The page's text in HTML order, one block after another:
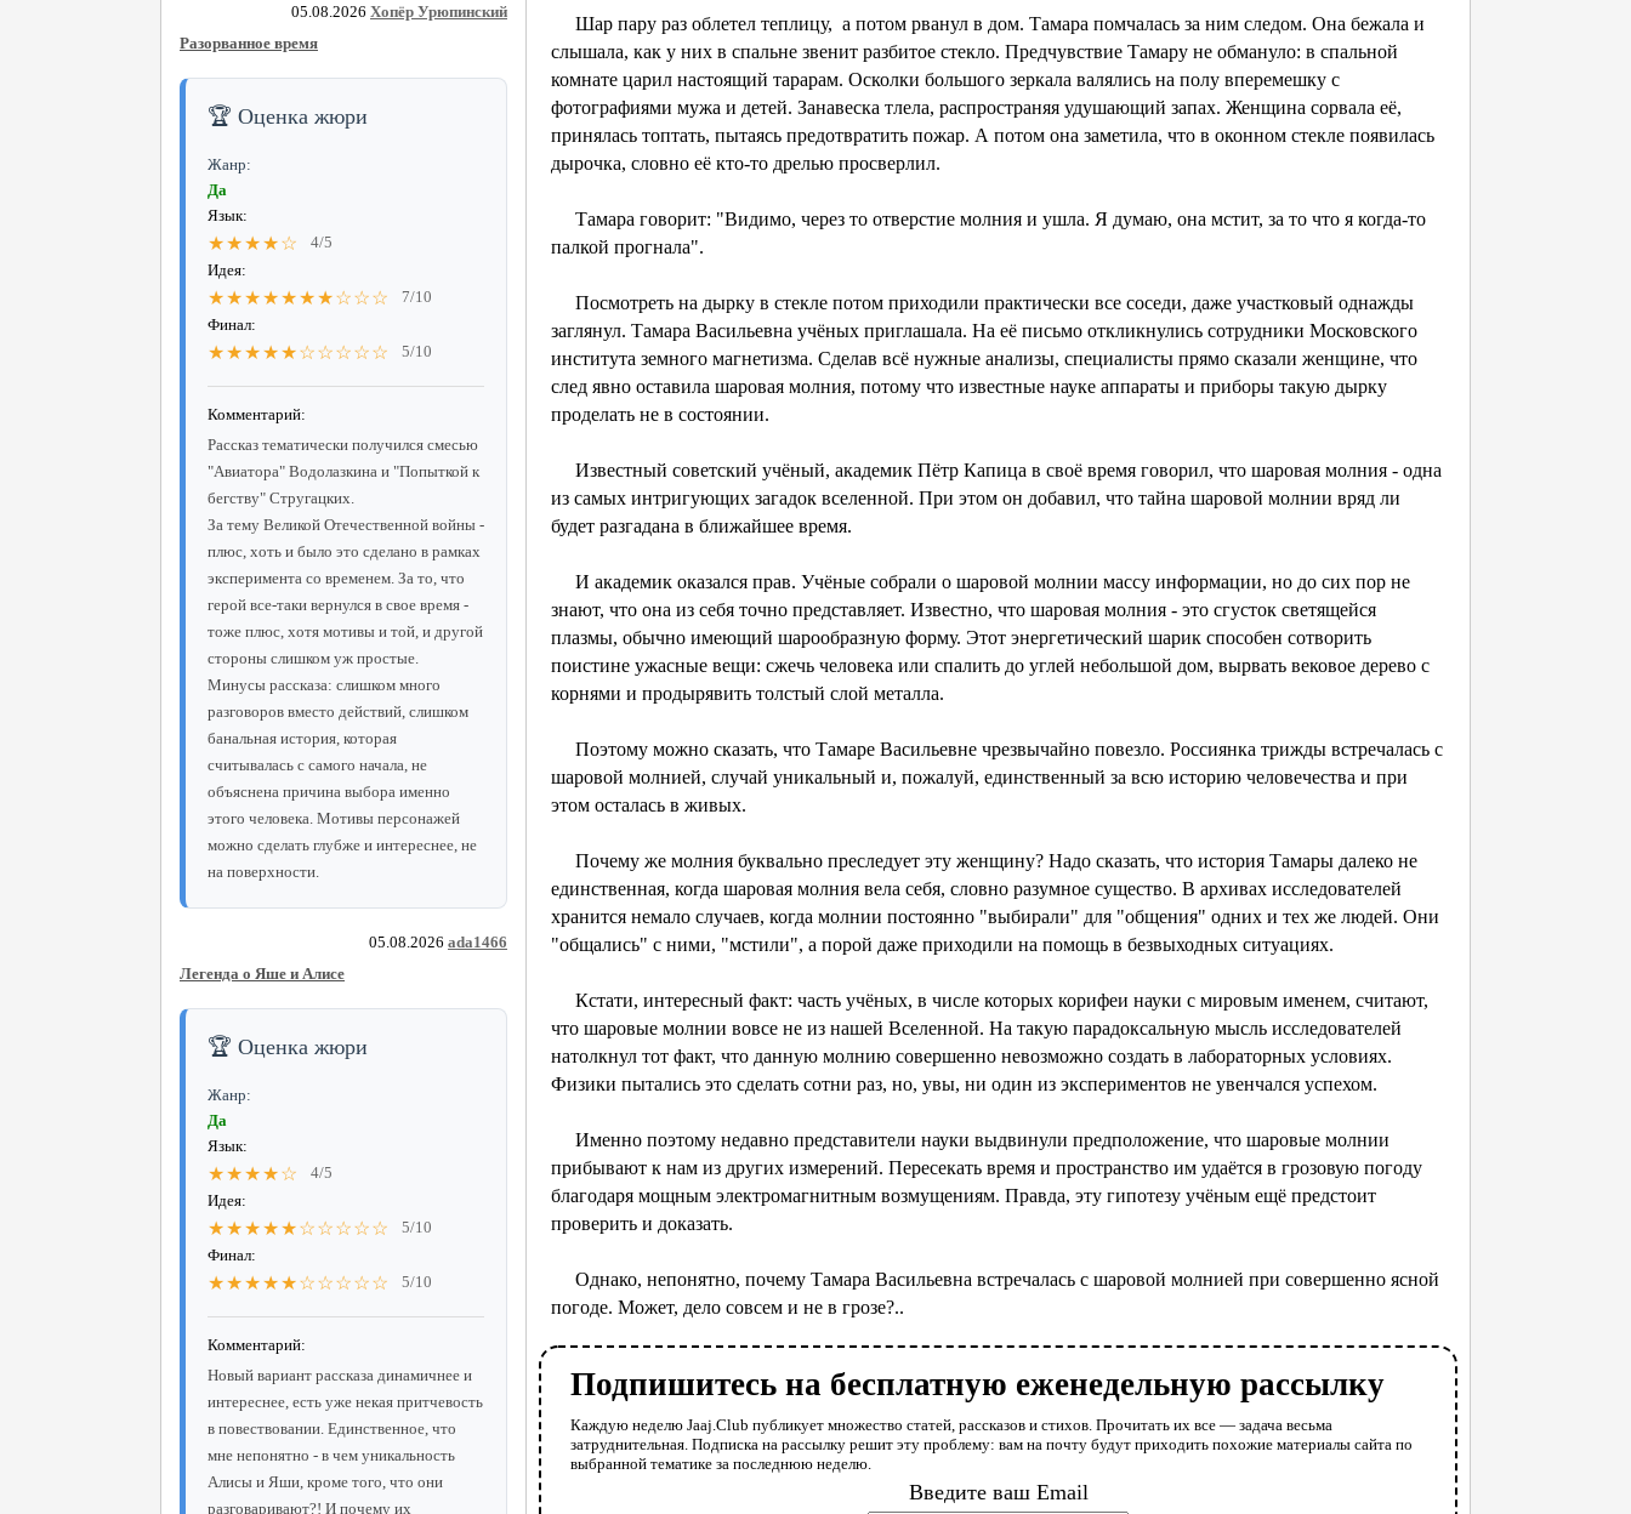
05.08.2026 Хопёр Урюпинский
Разорванное время
🏆 Оценка жюри
Жанр:
Да
Язык:
★★★★☆
4/5
Идея:
★★★★★★★☆☆☆
7/10
Финал:
★★★★★☆☆☆☆☆ 5/10
Комментарий:
Рассказ тематически получился смесью
"Авиатора" Водолазкина и "Попыткой к
бегству" Стругацких.
За тему Великой Отечественной войны -
плюс, хоть и было это сделано в рамках
эксперимента со временем. За то, что
герой все-таки вернулся в свое время -
тоже плюс, хотя мотивы и той, и другой
стороны слишком уж простые.
Минусы рассказа: слишком много
разговоров вместо действий, слишком
банальная история, которая
считывалась с самого начала, не
объяснена причина выбора именно
этого человека. Мотивы персонажей
можно сделать глубже и интереснее, не
на поверхности.
05.08.2026 ada1466
Легенда о Яше и Алисе
🏆 Оценка жюри
Жанр:
Да
Язык:
★★★★☆
4/5
Идея:
★★★★★☆☆☆☆☆
5/10
Финал:
★★★★★☆☆☆☆☆ 5/10
Комментарий:
Новый вариант рассказа динамичнее и
интереснее, есть уже некая притчевость
в повествовании. Единственное, что
мне непонятно - в чем уникальность
Алисы и Яши, кроме того, что они
разговаривают?! И почему их
Шар пару раз облетел теплицу, а потом рванул в дом. Тамара помчалась за ним следом. Она бежала и
слышала, как у них в спальне звенит разбитое стекло. Предчувствие Тамару не обмануло: в спальной
комнате царил настоящий тарарам. Осколки большого зеркала валялись на полу вперемешку с
фотографиями мужа и детей. Занавеска тлела, распространяя удушающий запах. Женщина сорвала её,
принялась топтать, пытаясь предотвратить пожар. А потом она заметила, что в оконном стекле появилась
дырочка, словно её кто-то дрелью просверлил.
Тамара говорит: "Видимо, через то отверстие молния и ушла. Я думаю, она мстит, за то что я когда-то
палкой прогнала".
Посмотреть на дырку в стекле потом приходили практически все соседи, даже участковый однажды
заглянул. Тамара Васильевна учёных приглашала. На её письмо откликнулись сотрудники Московского
института земного магнетизма. Сделав всё нужные анализы, специалисты прямо сказали женщине, что
след явно оставила шаровая молния, потому что известные науке аппараты и приборы такую дырку
проделать не в состоянии.
Известный советский учёный, академик Пётр Капица в своё время говорил, что шаровая молния - одна
из самых интригующих загадок вселенной. При этом он добавил, что тайна шаровой молнии вряд ли
будет разгадана в ближайшее время.
И академик оказался прав. Учёные собрали о шаровой молнии массу информации, но до сих пор не
знают, что она из себя точно представляет. Известно, что шаровая молния - это сгусток светящейся
плазмы, обычно имеющий шарообразную форму. Этот энергетический шарик способен сотворить
поистине ужасные вещи: сжечь человека или спалить до углей небольшой дом, вырвать вековое дерево с
корнями и продырявить толстый слой металла.
Поэтому можно сказать, что Тамаре Васильевне чрезвычайно повезло. Россиянка трижды встречалась с
шаровой молнией, случай уникальный и, пожалуй, единственный за всю историю человечества и при
этом осталась в живых.
Почему же молния буквально преследует эту женщину? Надо сказать, что история Тамары далеко не
единственная, когда шаровая молния вела себя, словно разумное существо. В архивах исследователей
хранится немало случаев, когда молнии постоянно "выбирали" для "общения" одних и тех же людей. Они
"общались" с ними, "мстили", а порой даже приходили на помощь в безвыходных ситуациях.
Кстати, интересный факт: часть учёных, в числе которых корифеи науки с мировым именем, считают,
что шаровые молнии вовсе не из нашей Вселенной. На такую парадоксальную мысль исследователей
натолкнул тот факт, что данную молнию совершенно невозможно создать в лабораторных условиях.
Физики пытались это сделать сотни раз, но, увы, ни один из экспериментов не увенчался успехом.
Именно поэтому недавно представители науки выдвинули предположение, что шаровые молнии
прибывают к нам из других измерений. Пересекать время и пространство им удаётся в грозовую погоду
благодаря мощным электромагнитным возмущениям. Правда, эту гипотезу учёным ещё предстоит
проверить и доказать.
Однако, непонятно, почему Тамара Васильевна встречалась с шаровой молнией при совершенно ясной
погоде. Может, дело совсем и не в грозе?..
Подпишитесь на бесплатную еженедельную рассылку
Каждую неделю Jaaj.Club публикует множество статей, рассказов и стихов. Прочитать их все — задача весьма
затруднительная. Подписка на рассылку решит эту проблему: вам на почту будут приходить похожие материалы сайта по
выбранной тематике за последнюю неделю.
Введите ваш Email